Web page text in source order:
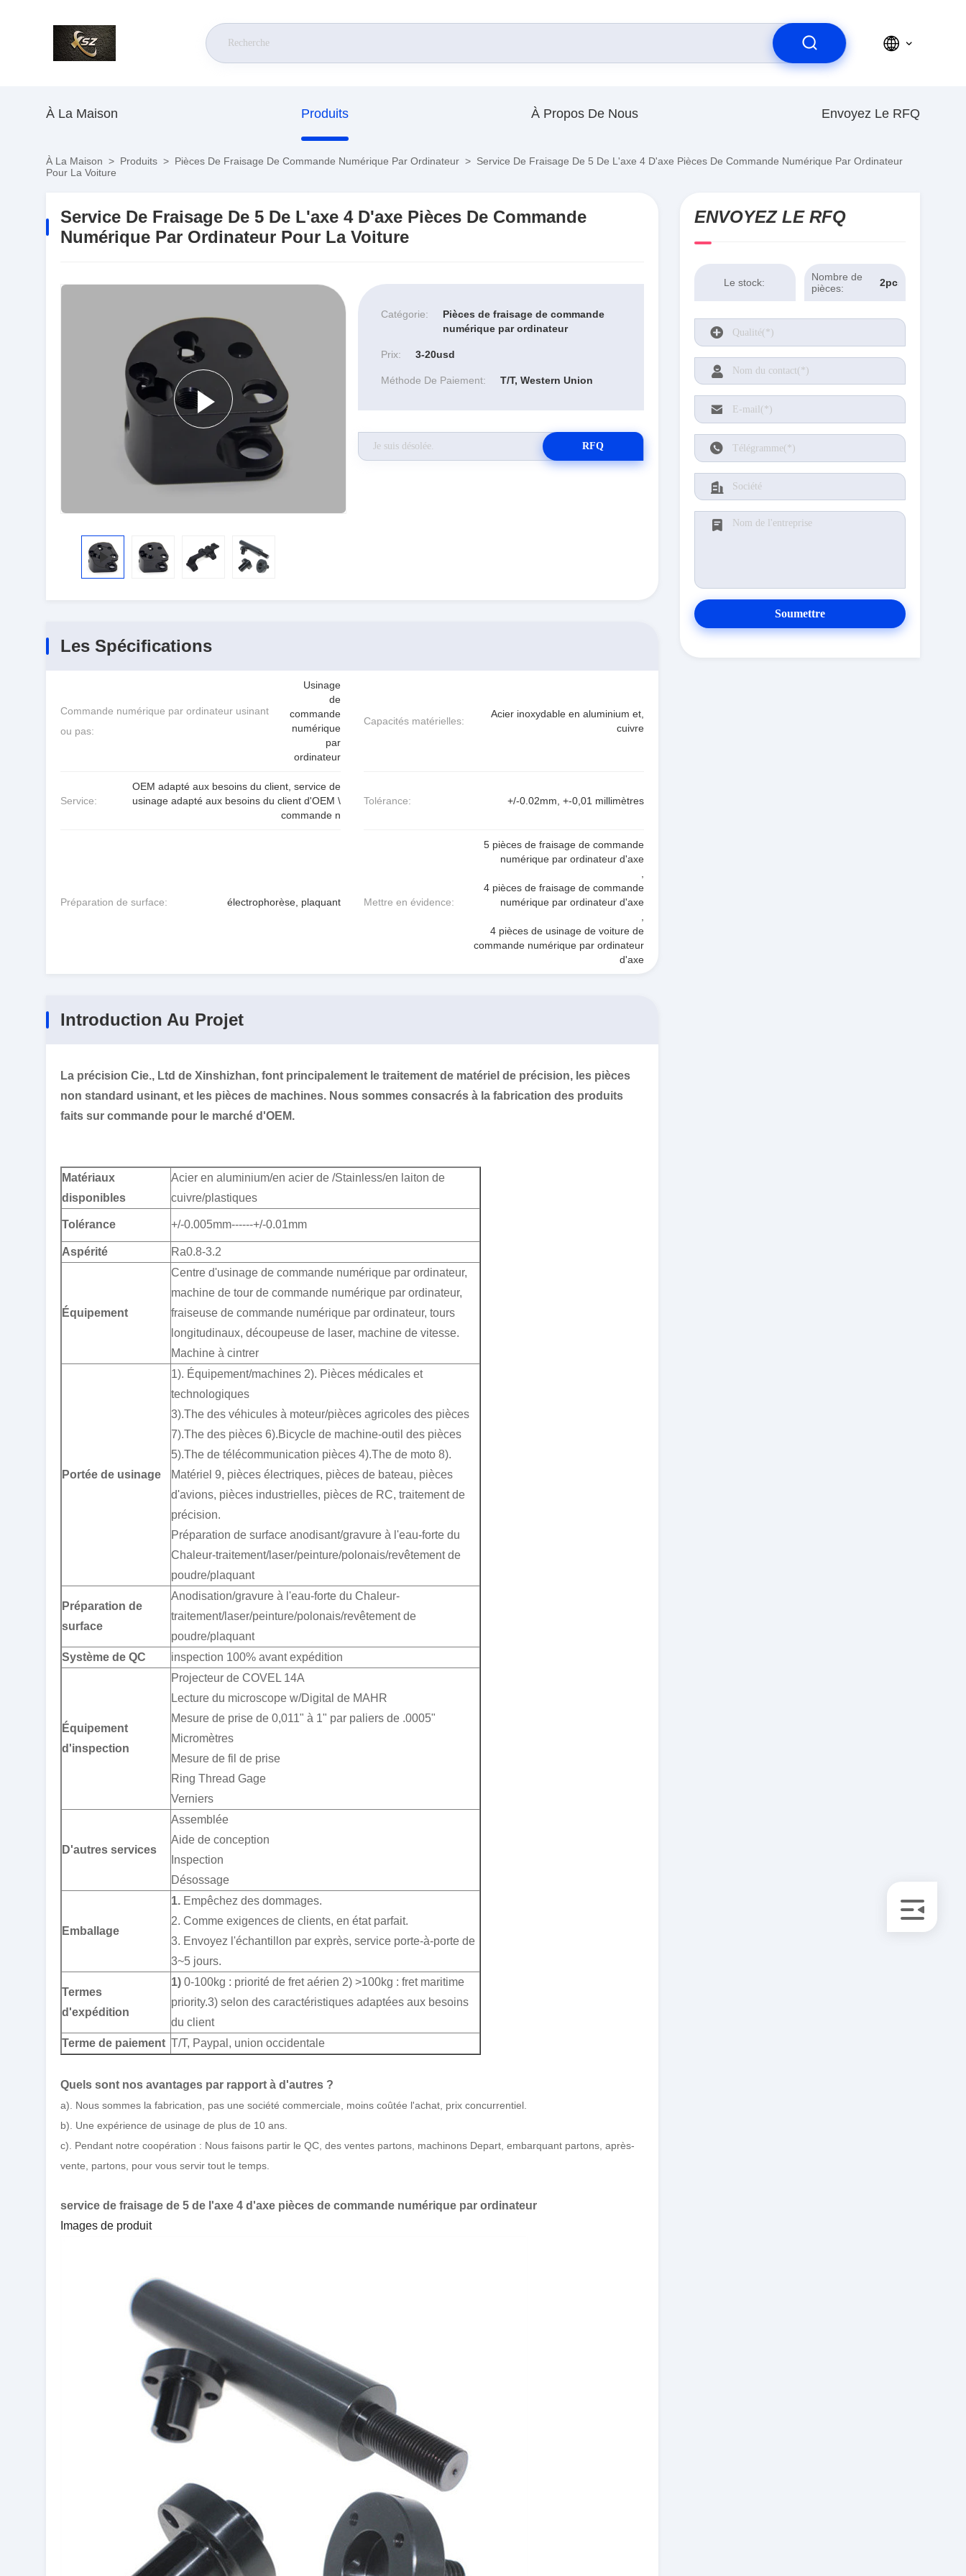
À La Maison Produits À Propos De Nous Envoyez Le RFQ
À La Maison > Produits > Pièces De Fraisage De Commande Numérique Par Ordinateur > Service De Fraisage De 5 De L'axe 4 D'axe Pièces De Commande Numérique Par Ordinateur
Pour La Voiture
Service De Fraisage De 5 De L'axe 4 D'axe Pièces De Commande
Numérique Par Ordinateur Pour La Voiture
Catégorie:
Pièces de fraisage de commande
numérique par ordinateur
Prix: 3-20usd
Méthode De Paiement: T/T, Western Union
RFQ
Les Spécifications
Commande numérique par ordinateur usinant
ou pas:
Usinage
de
commande
numérique
par
ordinateur
Capacités matérielles:
Acier inoxydable en aluminium et,
cuivre
Service:
OEM adapté aux besoins du client, service de
usinage adapté aux besoins du client d'OEM \
commande n
Tolérance: +/-0.02mm, +-0,01 millimètres
Préparation de surface: électrophorèse, plaquant Mettre en évidence:
5 pièces de fraisage de commande
numérique par ordinateur d'axe
4 pièces de fraisage de commande
numérique par ordinateur d'axe
4 pièces de usinage de voiture de
commande numérique par ordinateur
d'axe
Introduction Au Projet
La précision Cie., Ltd de Xinshizhan, font principalement le traitement de matériel de précision, les pièces
non standard usinant, et les pièces de machines. Nous sommes consacrés à la fabrication des produits
faits sur commande pour le marché d'OEM.
Matériaux
disponibles
Acier en aluminium/en acier de /Stainless/en laiton de
cuivre/plastiques
Tolérance +/-0.005mm------+/-0.01mm
Aspérité Ra0.8-3.2
Équipement
Centre d'usinage de commande numérique par ordinateur,
machine de tour de commande numérique par ordinateur,
fraiseuse de commande numérique par ordinateur, tours
longitudinaux, découpeuse de laser, machine de vitesse.
Machine à cintrer
Portée de usinage
1). Équipement/machines 2). Pièces médicales et
technologiques
3).The des véhicules à moteur/pièces agricoles des pièces
7).The des pièces 6).Bicycle de machine-outil des pièces
5).The de télécommunication pièces 4).The de moto 8).
Matériel 9, pièces électriques, pièces de bateau, pièces
d'avions, pièces industrielles, pièces de RC, traitement de
précision.
Préparation de surface anodisant/gravure à l'eau-forte du
Chaleur-traitement/laser/peinture/polonais/revêtement de
poudre/plaquant
Préparation de
surface
Anodisation/gravure à l'eau-forte du Chaleur-
traitement/laser/peinture/polonais/revêtement de
poudre/plaquant
Système de QC
inspection 100% avant expédition
Équipement
d'inspection
Projecteur de COVEL 14A
Lecture du microscope w/Digital de MAHR
Mesure de prise de 0,011" à 1" par paliers de .0005"
Micromètres
Mesure de fil de prise
Ring Thread Gage
Verniers
D'autres services
Assemblée
Aide de conception
Inspection
Désossage
Emballage
1. Empêchez des dommages.
2. Comme exigences de clients, en état parfait.
3. Envoyez l'échantillon par exprès, service porte-à-porte de
3~5 jours.
Termes
d'expédition
1) 0-100kg : priorité de fret aérien 2) >100kg : fret maritime
priority.3) selon des caractéristiques adaptées aux besoins
du client
Terme de paiement T/T, Paypal, union occidentale
Quels sont nos avantages par rapport à d'autres ?
a). Nous sommes la fabrication, pas une société commerciale, moins coûtée l'achat, prix concurrentiel.
b). Une expérience de usinage de plus de 10 ans.
c). Pendant notre coopération : Nous faisons partir le QC, des ventes partons, machinons Depart, embarquant partons, après-
vente, partons, pour vous servir tout le temps.
service de fraisage de 5 de l'axe 4 d'axe pièces de commande numérique par ordinateur
Images de produit
ENVOYEZ LE RFQ
Le stock:
Nombre de
pièces:
2pcs
Soumettre